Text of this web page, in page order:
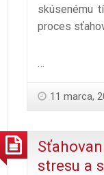
skúsenému
proces
…
11 marca,
stresu a